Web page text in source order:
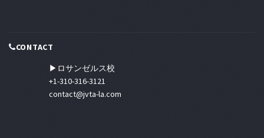
CONTACT
▶ロサンゼルス校
+1-310-316-3121
contact@jvta-la.com